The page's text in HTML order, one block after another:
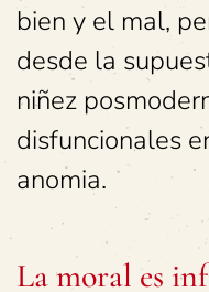
bien y el mal,
desde la
niñez
disfuncionales
anomia.
La moral es